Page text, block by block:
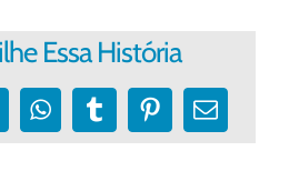
Essa História
WhatsApp
TumblrPinterest
E-